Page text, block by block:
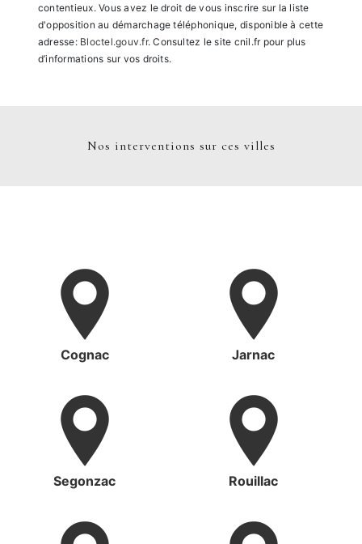
contentieux. Vous avez le droit de vous inscrire sur la liste
d'opposition au démarchage téléphonique, disponible à cette
adresse: Bloctel.gouv.fr. Consultez le site cnil.fr pour plus
d’informations sur vos droits.
Nos interventions sur ces villes
Cognac Jarnac
Segonzac Rouillac